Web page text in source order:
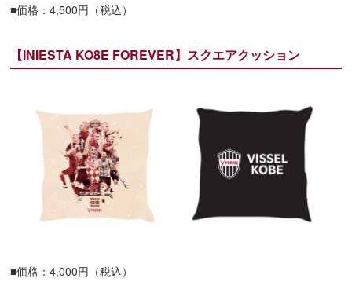
■価格：4,500円（税込）
【INIESTA KO8E FOREVER】スクエアクッション
■価格：4,000円（税込）